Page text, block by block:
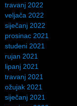
travanj 2022
veljača 2022
siječanj 2022
prosinac 2021
studeni 2021
rujan 2021
lipanj 2021
travanj 2021
ožujak 2021
siječanj 2021